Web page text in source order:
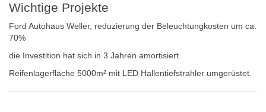
Wichtige Projekte
Ford Autohaus Weller, reduzierung der Beleuchtungkosten um ca.
70%
die Investition hat sich in 3 Jahren amortisiert.
Reifenlagerfläche 5000m² mit LED Hallentiefstrahler umgerüstet.